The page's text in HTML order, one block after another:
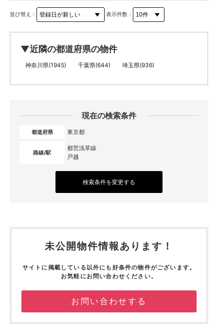
並び替え： 表示件数：
▼近隣の都道府県の物件
神奈川県(1945) 千葉県(644) 埼玉県(936)
現在の検索条件
都道府県 東京都
路線/駅
都営浅草線
戸越
検索条件を変更する
未公開物件情報あります！
サイトに掲載している以外にも好条件の物件がございます。
お気軽にお問い合わせください。
お問い合わせする